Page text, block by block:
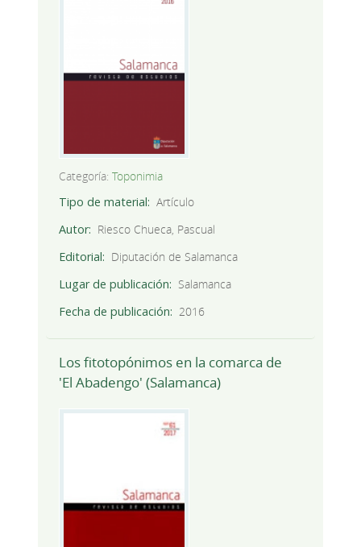
Categoría: Toponimia
Tipo de material
Artículo
Autor
Riesco Chueca, Pascual
Editorial
Diputación de Salamanca
Lugar de publicación
Salamanca
Fecha de publicación
2016
Los fitotopónimos en la comarca de
'El Abadengo' (Salamanca)